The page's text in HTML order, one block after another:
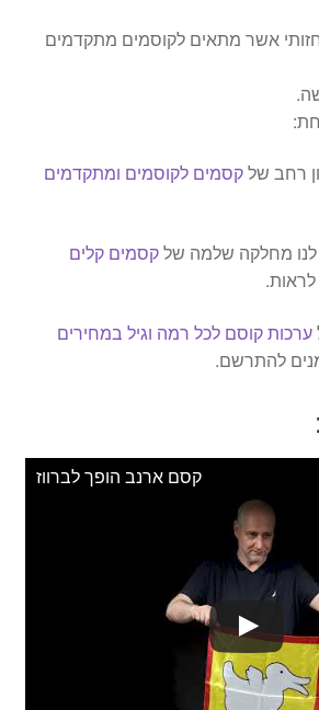
אשר מתאים לקוסמים מתקדמים
רחב שלקסמים לקוסמים ומתקדמים
לנו מחלקה שלמה שלקסמים קלים
ערכות קוסם לכל רמה וגיל במחירים
להתרשם.
קסם ארנב הופך לברווז